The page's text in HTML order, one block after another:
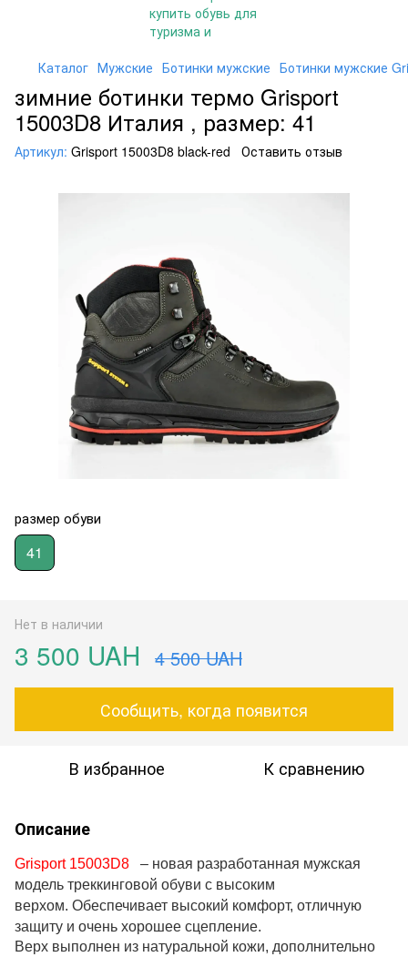
Каталог Мужские Ботинки мужские Ботинки мужские
зимние ботинки термо Grisport
15003D8 Италия , размер: 41
Артикул: Grisport 15003D8 black-red Оставить отзыв
размер обуви
41
Нет в наличии
3 500 UAH 4 500 UAH
Сообщить, когда появится
В избранное К сравнению
Описание
Grisport 15003D8 – новая разработанная мужская
модель треккинговой обуви с высоким
верхом. Обеспечивает высокий комфорт, отличную
защиту и очень хорошее сцепление.
Верх выполнен из натуральной кожи, дополнительно